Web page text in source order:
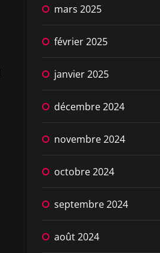
mars 2025
février 2025
janvier 2025
décembre 2024
novembre 2024
octobre 2024
septembre 2024
août 2024